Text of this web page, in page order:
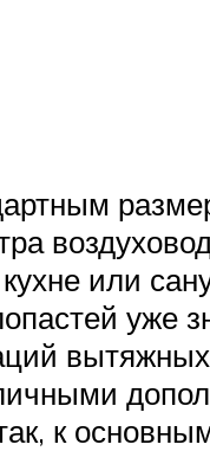
или
уже
к